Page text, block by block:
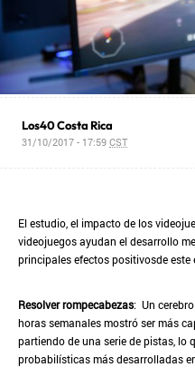
Los40 Costa Rica
31/10/2017 - 17:59CST
El estudio, el impacto de los
videojuegos ayudan el desarrollo
principales efectos positivosde este
Resolver rompecabezas: Un
horas semanales mostró ser más
partiendo de una serie de pistas, lo
probabilísticas más desarrolladas